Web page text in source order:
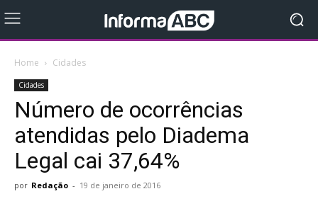
Home Cidades
Cidades
Número de ocorrências
atendidas pelo Diadema
Legal cai 37,64%
por Redação - 19 de janeiro de 2016